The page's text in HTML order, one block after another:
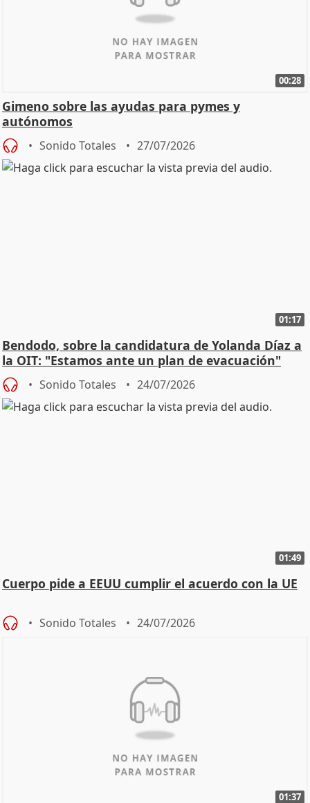
00:28
Gimeno sobre las ayudas para pymes y
autónomos
Sonido Totales 27/07/2026
01:17
Bendodo, sobre la candidatura de Yolanda Díaz a
la OIT: "Estamos ante un plan de evacuación"
Sonido Totales 24/07/2026
01:49
Cuerpo pide a EEUU cumplir el acuerdo con la UE
Sonido Totales 24/07/2026
01:37